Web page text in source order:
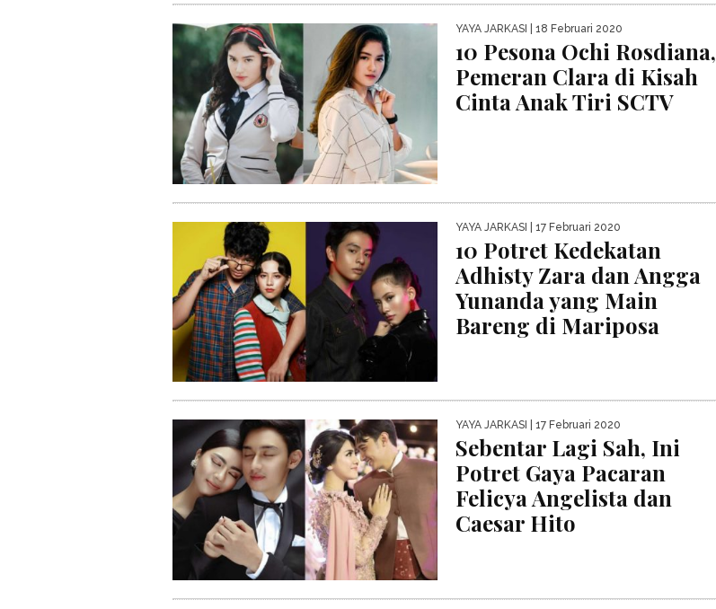
YAYA JARKASI | 18 Februari 2020
10 Pesona Ochi Rosdiana,
Pemeran Clara di Kisah
Cinta Anak Tiri SCTV
YAYA JARKASI | 17 Februari 2020
10 Potret Kedekatan
Adhisty Zara dan Angga
Yunanda yang Main
Bareng di Mariposa
YAYA JARKASI | 17 Februari 2020
Sebentar Lagi Sah, Ini
Potret Gaya Pacaran
Felicya Angelista dan
Caesar Hito